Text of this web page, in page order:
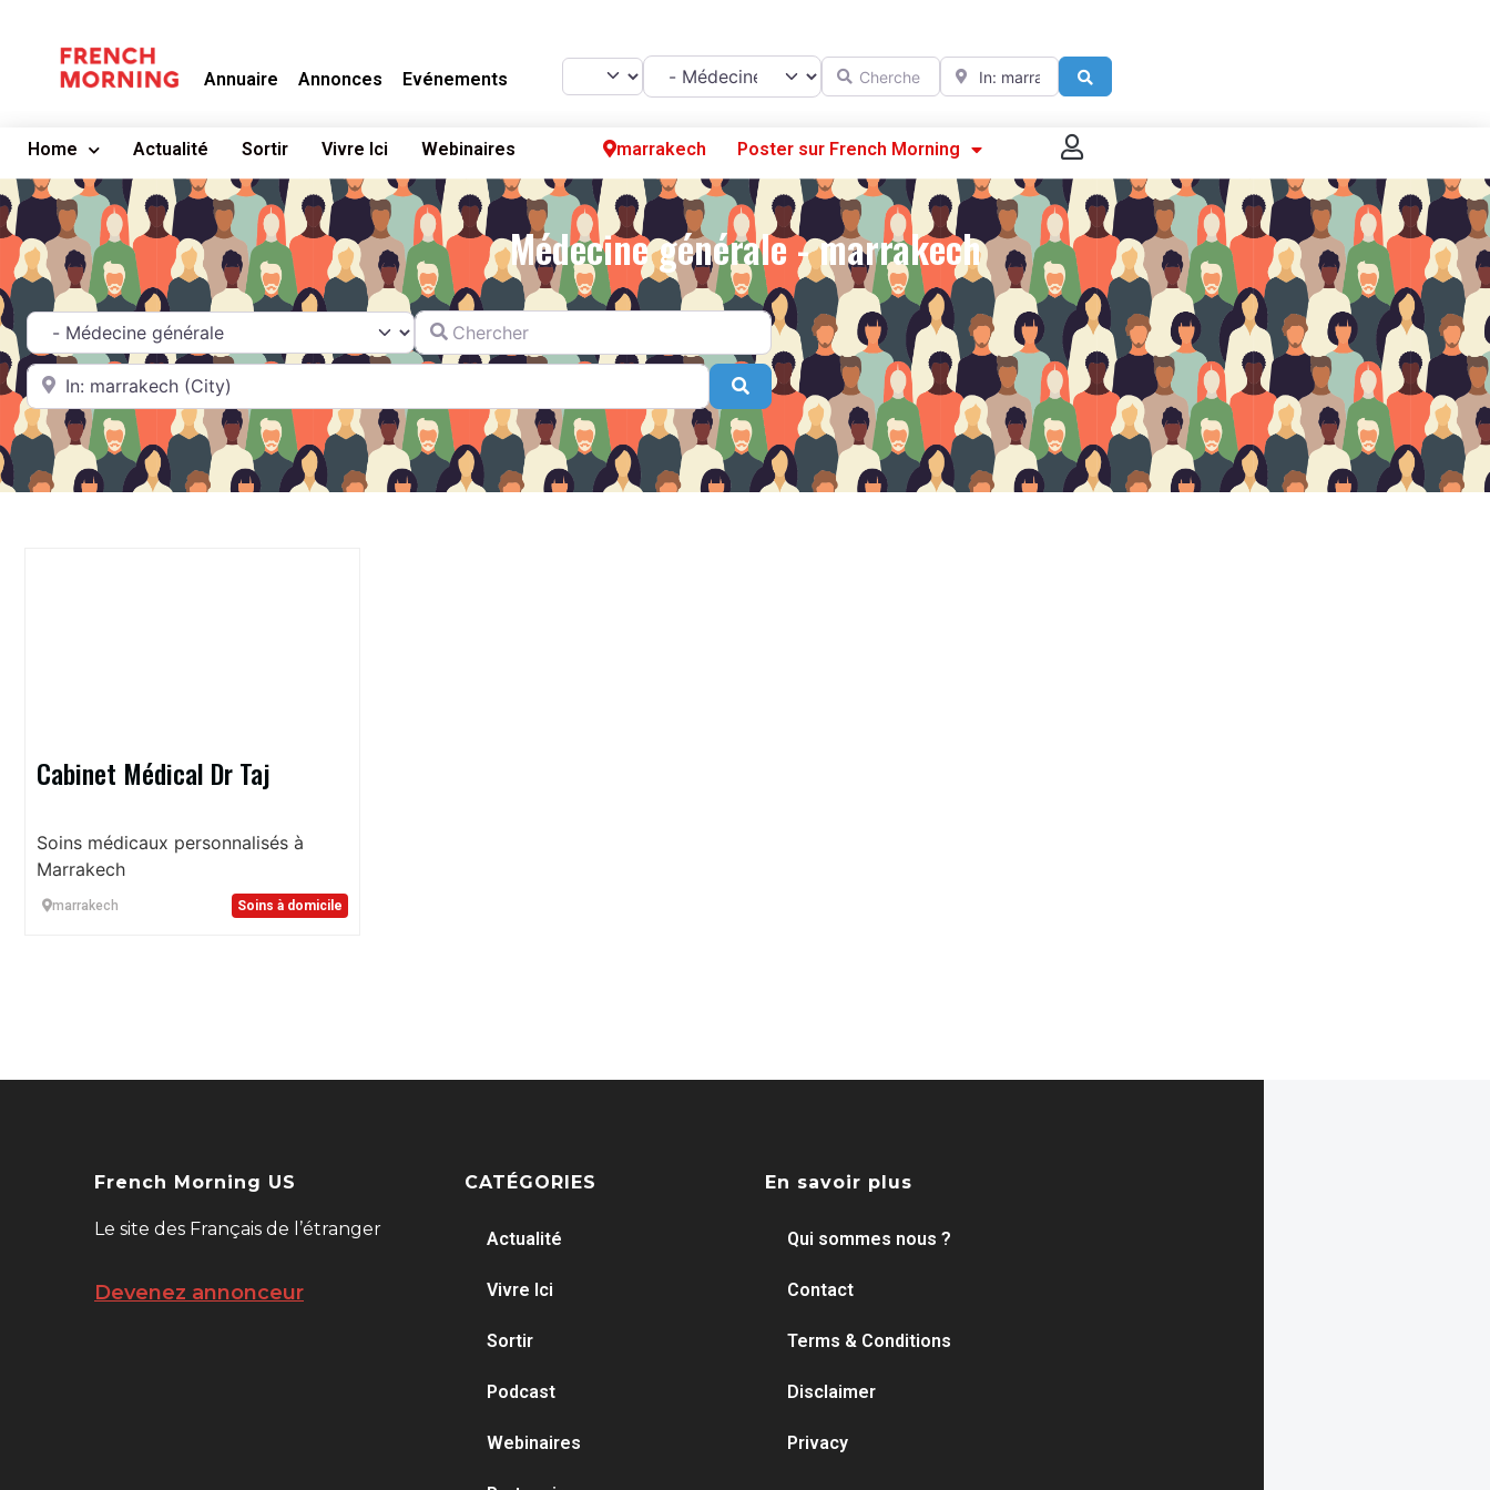
Annuaire Annonces Evénements
Select search type
Catégorie Chercher A proximité de
Home Actualité Sortir Vivre Ici Webinaires marrakech Poster sur French Morning
Se connecter
S’enregistrer
Poster sur French Morning
Médecine générale - marrakech
Catégorie Chercher
A proximité de
Search
Cabinet Médical Dr Taj
Soins médicaux personnalisés à
Marrakech
marrakech Soins à domicile
French Morning US
Le site des Français de l’étranger
Devenez annonceur
CATÉGORIES
Actualité
Vivre Ici
Sortir
Podcast
Webinaires
En savoir plus
Qui sommes nous ?
Contact
Terms & Conditions
Disclaimer
Privacy